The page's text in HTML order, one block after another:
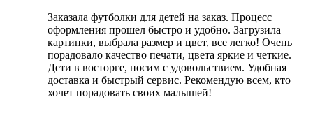
Заказала футболки для детей на заказ. Процесс
оформления прошел быстро и удобно. Загрузила
картинки, выбрала размер и цвет, все легко! Очень
порадовало качество печати, цвета яркие и четкие.
Дети в восторге, носим с удовольствием. Удобная
доставка и быстрый сервис. Рекомендую всем, кто
хочет порадовать своих малышей!